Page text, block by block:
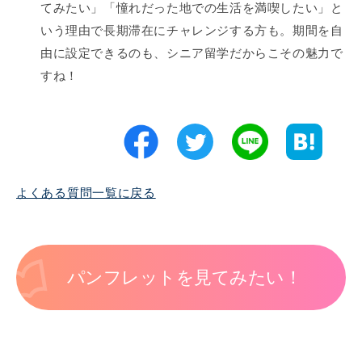
てみたい」「憧れだった地での生活を満喫したい」と
いう理由で長期滞在にチャレンジする方も。期間を自
由に設定できるのも、シニア留学だからこその魅力で
すね！
よくある質問一覧に戻る
パンフレットを見てみたい！